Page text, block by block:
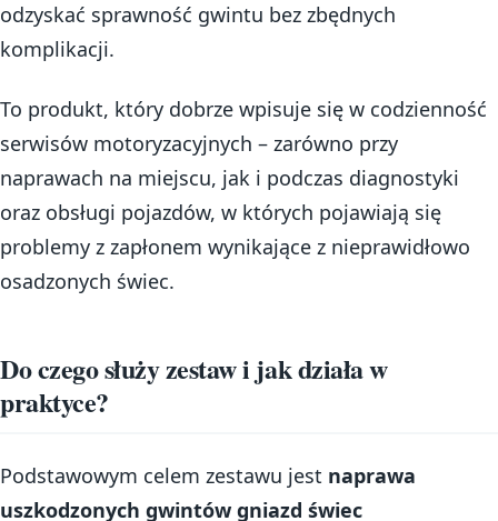
odzyskać sprawność gwintu bez zbędnych
komplikacji.
To produkt, który dobrze wpisuje się w codzienność
serwisów motoryzacyjnych – zarówno przy
naprawach na miejscu, jak i podczas diagnostyki
oraz obsługi pojazdów, w których pojawiają się
problemy z zapłonem wynikające z nieprawidłowo
osadzonych świec.
Do czego służy zestaw i jak działa w
praktyce?
Podstawowym celem zestawu jest naprawa
uszkodzonych gwintów gniazd świec